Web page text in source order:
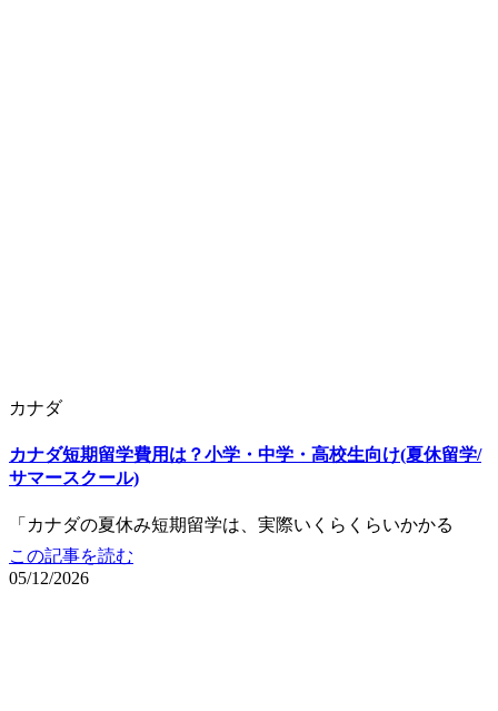
カナダ
カナダ短期留学費用は？小学・中学・高校生向け(夏休留学/
サマースクール)
「カナダの夏休み短期留学は、実際いくらくらいかかる
この記事を読む
05/12/2026